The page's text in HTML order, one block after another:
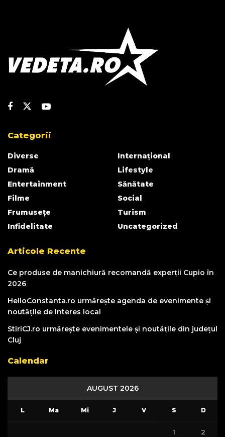
Categorii
Diverse
Dramă
Entertainment
Filme
Frumusețe
Infidelitate
Internațional
Lifestyle
Sănătate
Social
Turism
Uncategorized
Articole Recente
Ce produse de manichiură recomandă experții Cupio în
2026
HelloConstanta.ro urmărește agenda de evenimente și
noutățile de interes local
StiriCJ.ro urmărește evenimentele și noutățile din județul
Cluj
Calendar
AUGUST 2026
L Ma Mi J V S D
1 2